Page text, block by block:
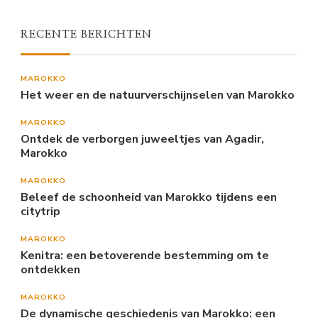
RECENTE BERICHTEN
MAROKKO
Het weer en de natuurverschijnselen van Marokko
MAROKKO
Ontdek de verborgen juweeltjes van Agadir,
Marokko
MAROKKO
Beleef de schoonheid van Marokko tijdens een
citytrip
MAROKKO
Kenitra: een betoverende bestemming om te
ontdekken
MAROKKO
De dynamische geschiedenis van Marokko: een